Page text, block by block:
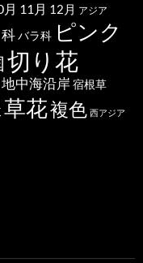
月 11月 12月 アジア
バラ科 ピンク
切り花
地中海沿岸 宿根草
草花複色 西アジア